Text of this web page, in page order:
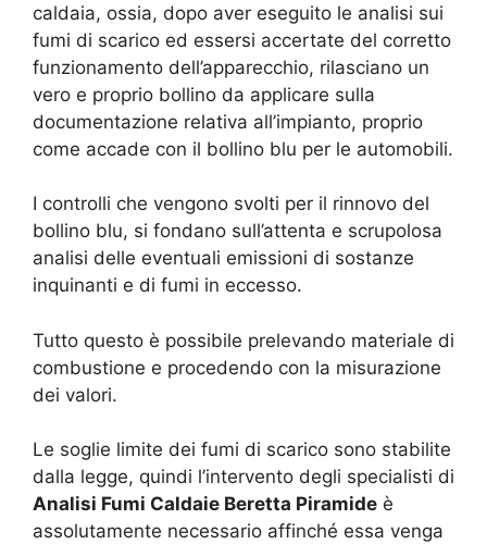
caldaia, ossia, dopo aver eseguito le analisi sui
fumi di scarico ed essersi accertate del corretto
funzionamento dell’apparecchio, rilasciano un
vero e proprio bollino da applicare sulla
documentazione relativa all’impianto, proprio
come accade con il bollino blu per le automobili.
I controlli che vengono svolti per il rinnovo del
bollino blu, si fondano sull’attenta e scrupolosa
analisi delle eventuali emissioni di sostanze
inquinanti e di fumi in eccesso.
Tutto questo è possibile prelevando materiale di
combustione e procedendo con la misurazione
dei valori.
Le soglie limite dei fumi di scarico sono stabilite
dalla legge, quindi l’intervento degli specialisti di
Analisi Fumi Caldaie Beretta Piramide è
assolutamente necessario affinché essa venga